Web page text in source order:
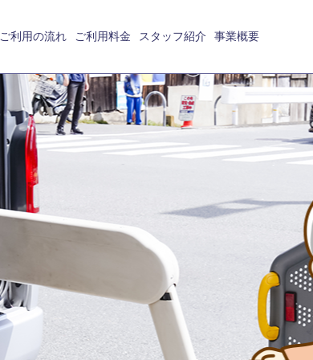
ご利用の流れ ご利用料金 スタッフ紹介 事業概要